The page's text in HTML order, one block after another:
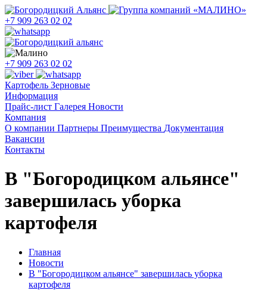
+7 909 263 02 02
+7 909 263 02 02
Картофель Зерновые
Информация
Прайс-лист Галерея Новости
Компания
О компании Партнеры Преимущества Документация
Вакансии
Контакты
В "Богородицком альянсе"
завершилась уборка
картофеля
Главная
Новости
В "Богородицком альянсе" завершилась уборка
картофеля